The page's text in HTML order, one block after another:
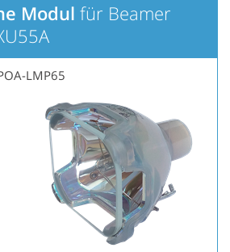
Modul für Beamer
LMP65